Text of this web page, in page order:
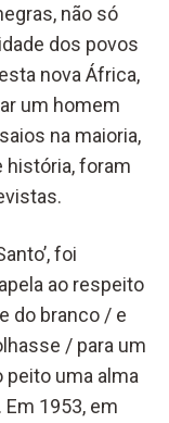
não só
dos povos
nova África,
um homem
na maioria,
história, foram
foi
ao respeito
do branco / e
/ para um
peito uma alma
Em 1953, em